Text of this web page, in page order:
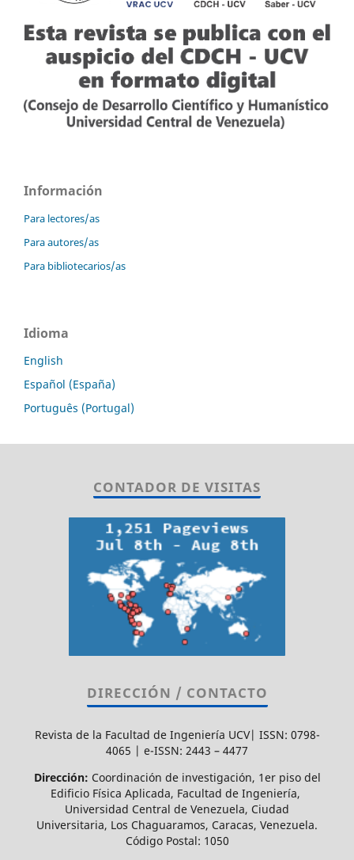
Información
Para lectores/as
Para autores/as
Para bibliotecarios/as
Idioma
English
Español (España)
Português (Portugal)
CONTADOR DE VISITAS
DIRECCIÓN / CONTACTO
Revista de la Facultad de Ingeniería UCV| ISSN: 0798-
4065 | e-ISSN: 2443 – 4477
Dirección: Coordinación de investigación, 1er piso del
Edificio Física Aplicada, Facultad de Ingeniería,
Universidad Central de Venezuela, Ciudad
Universitaria, Los Chaguaramos, Caracas, Venezuela.
Código Postal: 1050